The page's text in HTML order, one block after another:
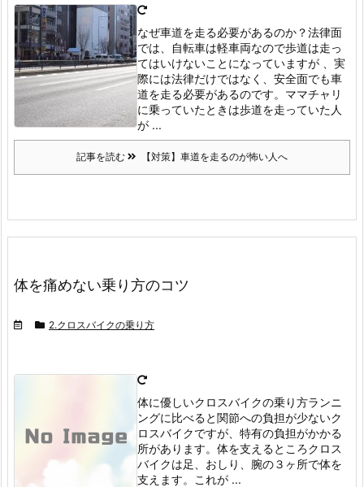
なぜ車道を走る必要があるのか？法律面
では、自転車は軽車両なので歩道は走っ
てはいけないことになっていますが 、実
際には法律だけではなく、安全面でも車
道を走る必要があるのです。 ママチャリ
に乗っていたときは歩道を走っていた人
が ...
記事を読む 【対策】車道を走るのが怖い人へ
体を痛めない乗り方のコツ
2.クロスバイクの乗り方
体に優しいクロスバイクの乗り方ランニ
ングに比べると関節への負担が少ないク
ロスバイクですが、特有の負担がかかる
所があります。 体を支えるところクロス
バイクは足、おしり、腕の３ヶ所で体を
支えます。
これが ...